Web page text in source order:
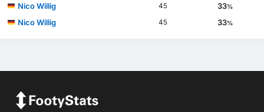
Nico Willig 45 33%
Nico Willig 45 33%